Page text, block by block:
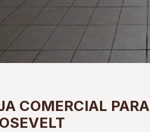
COMERCIAL